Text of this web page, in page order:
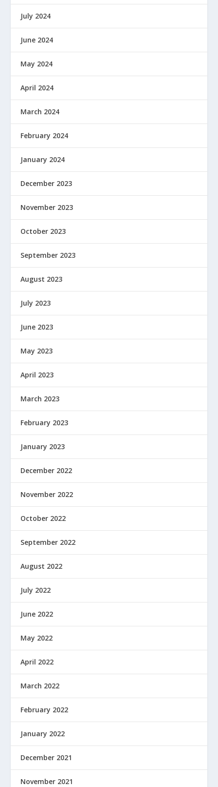
July 2024
June 2024
May 2024
April 2024
March 2024
February 2024
January 2024
December 2023
November 2023
October 2023
September 2023
August 2023
July 2023
June 2023
May 2023
April 2023
March 2023
February 2023
January 2023
December 2022
November 2022
October 2022
September 2022
August 2022
July 2022
June 2022
May 2022
April 2022
March 2022
February 2022
January 2022
December 2021
November 2021